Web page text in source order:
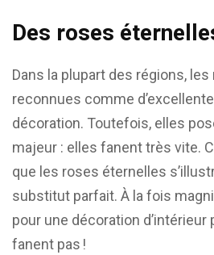
Des roses
Dans la plupart des régions,
reconnues comme
décoration. Toutefois, elles
majeur : elles fanent très vite.
que les roses éternelles
substitut parfait. À la fois
pour une décoration
fanent pas !